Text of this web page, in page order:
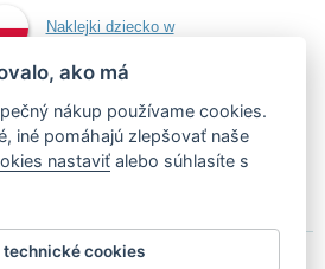
Naklejki dziecko w
aucie
tržieb je predávajúci povinný vystaviť
ako má
nákup používame cookies.
iné pomáhajú zlepšovať naše
nastaviť alebo súhlasíte s
technické cookies